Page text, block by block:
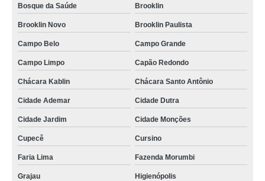
onde acho piso vinílico durafloor atacama Cidade Jardim
onde acho piso vinílico durafloor city M'Boi Mirim
onde tem piso vinílico durafloor urban Cidade Centenário
piso vinílico durafloor dallas Jardim Maria Estela
piso vinílico durafloor click Engenheiro Goulart
onde tem piso vinílico durafloor aspen Sacomã
piso vinílico durafloor urban cartagena Parelheiros
onde tem piso vinílico durafloor click Santo Amaro
piso vinílico durafloor urban turim orçamento Guaianases
Bosque da Saúde Brooklin
Brooklin Novo Brooklin Paulista
Campo Belo Campo Grande
Campo Limpo Capão Redondo
Chácara Kablin Chácara Santo Antônio
Cidade Ademar Cidade Dutra
Cidade Jardim Cidade Monções
Cupecê Cursino
Faria Lima Fazenda Morumbi
Grajau Higienópolis